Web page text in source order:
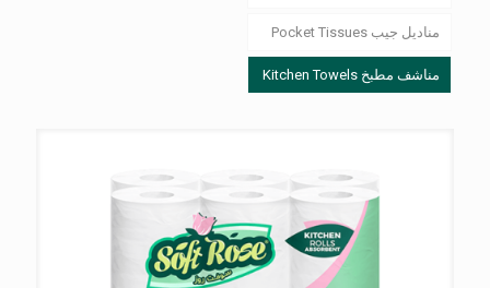
مناديل جيب Pocket Tissues
مناشف مطبخ Kitchen Towels